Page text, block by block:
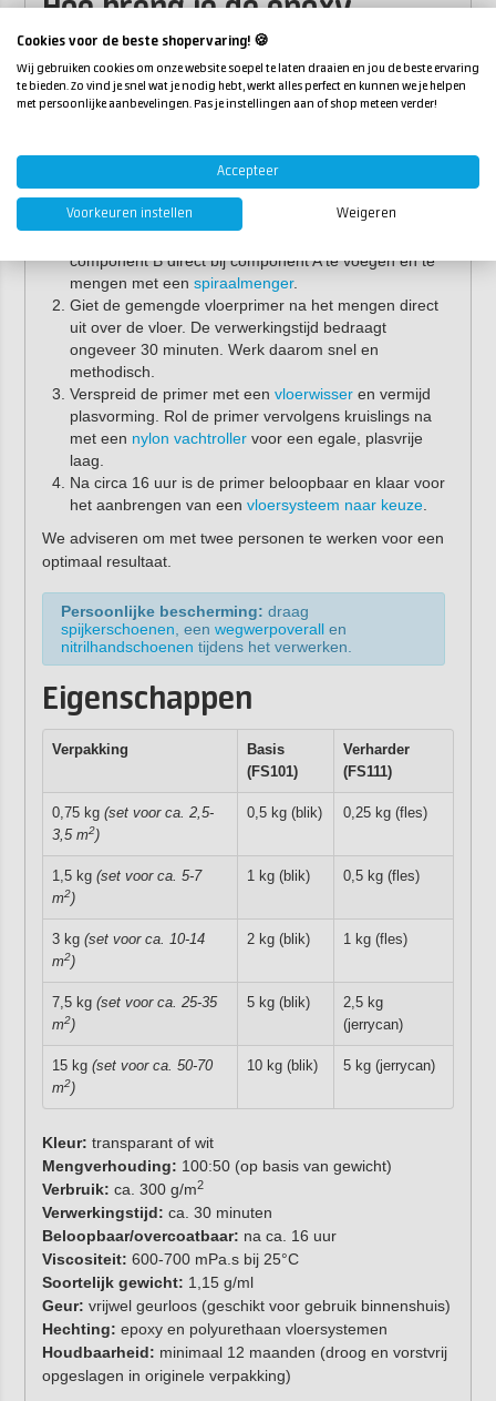
Hoe breng je de epoxy
vloerprimer SF aan?
Volg onderstaande instructies om de vloerprimer aan te
brengen:
(verharder) af in de verhouding 100:50 op gewicht.
Meng ze totdat er een heldere, homogene vloeistof
ontstaat. Kleine sets meng je in een mengbeker.
component B direct bij component A te voegen en te
mengen met een spiraalmenger.
Giet de gemengde vloerprimer na het mengen direct
uit over de vloer. De verwerkingstijd bedraagt
ongeveer 30 minuten. Werk daarom snel en
methodisch.
Verspreid de primer met een vloerwisseren vermijd
plasvorming. Rol de primer vervolgens kruislings na
met een nylon vachtrollervoor een egale, plasvrije
laag.
Na circa 16 uur is de primer beloopbaar en klaar voor
het aanbrengen van een vloersysteem naar keuze.
We adviseren om met twee personen te werken voor een
optimaal resultaat.
Persoonlijke bescherming: draag
spijkerschoenen , een wegwerpoverallen
nitrilhandschoenen tijdens het verwerken.
Eigenschappen
Verpakking
Basis
(FS101)
Verharder
(FS111)
0,75 kg (set voor ca. 2,5-
3,5 m2)
0,5 kg (blik) 0,25 kg (fles)
1,5 kg (set voor ca. 5-7
m2)
1 kg (blik) 0,5 kg (fles)
3 kg (set voor ca. 10-14
m2)
2 kg (blik) 1 kg (fles)
7,5 kg (set voor ca. 25-35
m2)
5 kg (blik)
2,5 kg
(jerrycan)
15 kg (set voor ca. 50-70
m2)
10 kg (blik) 5 kg (jerrycan)
Kleur: transparant of wit
Mengverhouding: 100:50 (op basis van gewicht)
Verbruik: ca. 300 g/m2
Verwerkingstijd: ca. 30 minuten
Beloopbaar/overcoatbaar: na ca. 16 uur
Viscositeit: 600-700 mPa.s bij 25°C
Soortelijk gewicht: 1,15 g/ml
Geur: vrijwel geurloos (geschikt voor gebruik binnenshuis)
Hechting: epoxy en polyurethaan vloersystemen
Houdbaarheid: minimaal 12 maanden (droog en vorstvrij
opgeslagen in originele verpakking)
Cookies voor de beste shopervaring! 🍪
Wij gebruiken cookies om onze website soepel te laten draaien en jou de beste ervaring
te bieden. Zo vind je snel wat je nodig hebt, werkt alles perfect en kunnen we je helpen
met persoonlijke aanbevelingen. Pas je instellingen aan of shop meteen verder!
Accepteer
Voorkeuren instellen Weigeren